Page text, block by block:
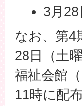
3月
なお、第4
28日（土
福祉会館
11時に配